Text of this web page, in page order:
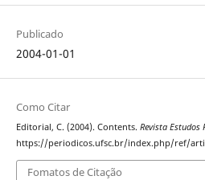
Publicado
2004-01-01
Como Citar
Editorial, C. (2004). Contents. Revista Estudos
https://periodicos.ufsc.br/index.php/ref/
Fomatos de Citação